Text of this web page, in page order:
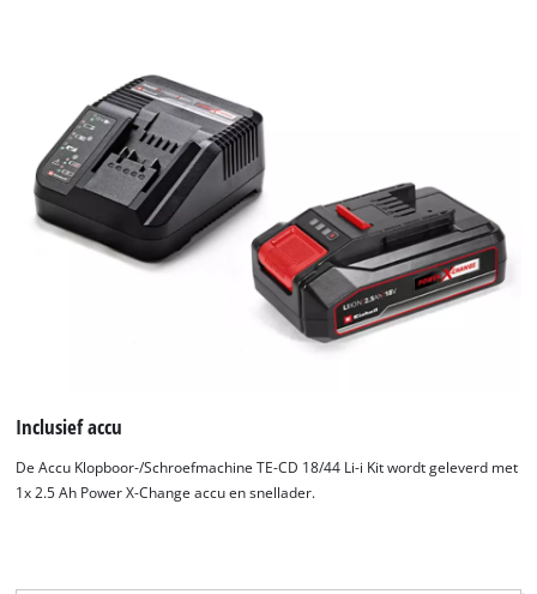
Inclusief accu
De Accu Klopboor-/Schroefmachine TE-CD 18/44 Li-i Kit wordt geleverd met
1x 2.5 Ah Power X-Change accu en snellader.